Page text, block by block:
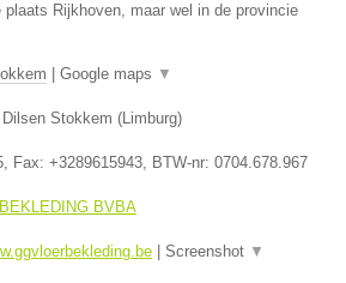
plaats Rijkhoven, maar wel in de provincie
Google maps ▼
Dilsen Stokkem (Limburg)
, Fax: +3289615943, BTW-nr: 0704.678.967
BVBA
Screenshot ▼